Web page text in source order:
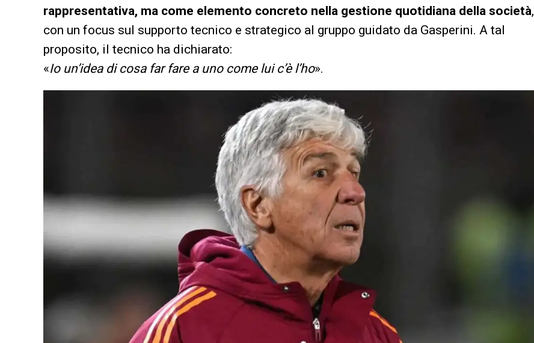
rappresentativa, ma come elemento concreto nella gestione quotidiana della società,
con un focus sul supporto tecnico e strategico al gruppo guidato da Gasperini. A tal
proposito, il tecnico ha dichiarato:
«Io un’idea di cosa far fare a uno come lui c’è l’ho».